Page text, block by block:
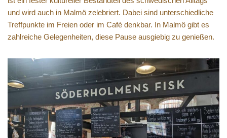
und wird auch in Malmö zelebriert. Dabei sind unterschiedliche
Treffpunkte im Freien oder im Café denkbar. In Malmö gibt es
zahlreiche Gelegenheiten, diese Pause ausgiebig zu genießen.